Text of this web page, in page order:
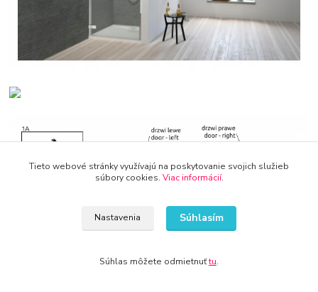
Tieto webové stránky využívajú na poskytovanie svojich služieb
súbory cookies. Viac informácií.
Nastavenia Súhlasím
Súhlas môžete odmietnuťtu.